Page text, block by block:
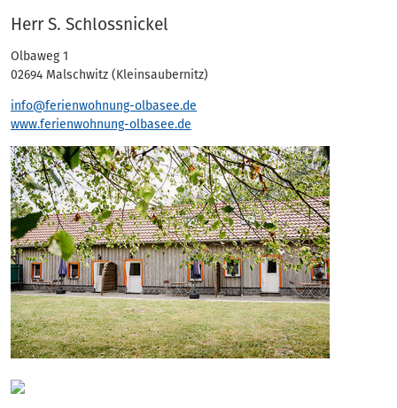
Herr S. Schlossnickel
Olbaweg 1
02694 Malschwitz (Kleinsaubernitz)
info@ferienwohnung-olbasee.de
www.ferienwohnung-olbasee.de